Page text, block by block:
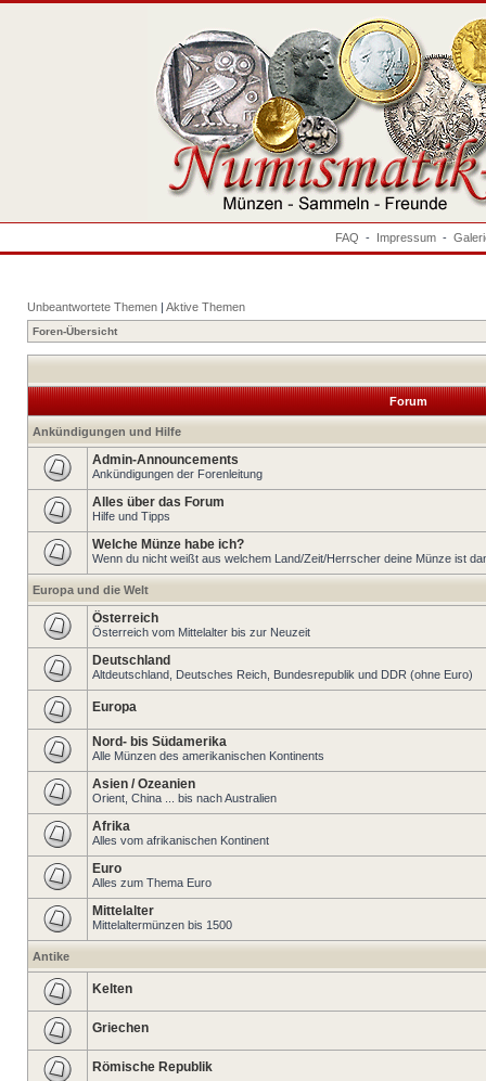
FAQ - Impressum -
Unbeantwortete Themen | Aktive Themen
Foren-Übersicht
Forum
Ankündigungen und Hilfe
Admin-Announcements
Ankündigungen der Forenleitung
Alles über das Forum
Hilfe und Tipps
Welche Münze habe ich?
Wenn du nicht weißt aus welchem Land/Zeit/Herrscher deine Münze ist
Europa und die Welt
Österreich
Österreich vom Mittelalter bis zur Neuzeit
Deutschland
Altdeutschland, Deutsches Reich, Bundesrepublik und DDR (ohne Euro)
Europa
Nord- bis Südamerika
Alle Münzen des amerikanischen Kontinents
Asien / Ozeanien
Orient, China ... bis nach Australien
Afrika
Alles vom afrikanischen Kontinent
Euro
Alles zum Thema Euro
Mittelalter
Mittelaltermünzen bis 1500
Antike
Kelten
Griechen
Römische Republik